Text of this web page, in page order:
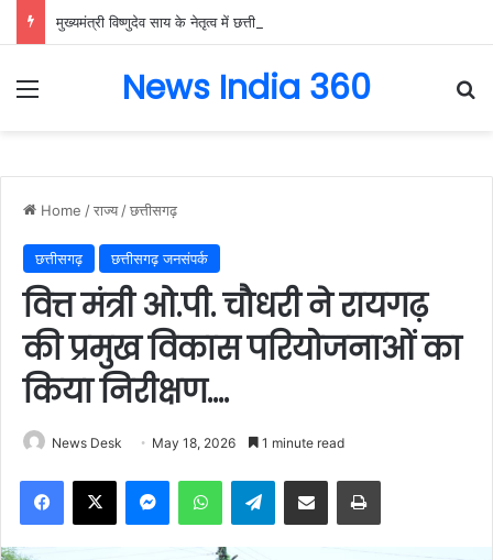
Menu News India 360
Home /राज्य /छत्तीसगढ़
छत्तीसगढ़ छत्तीसगढ़ जनसंपर्क
वित्त मंत्री ओ.पी. चौधरी ने रायगढ़
की प्रमुख विकास परियोजनाओं का
किया निरीक्षण….
News Desk May 18, 2026 1 minute read
Facebook
X MessengerWhatsAppTelegramShare via Email Print